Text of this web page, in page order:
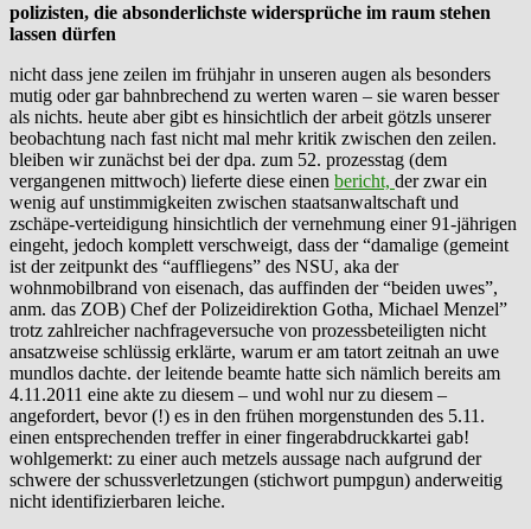
polizisten, die absonderlichste widersprüche im raum stehen
lassen dürfen
nicht dass jene zeilen im frühjahr in unseren augen als besonders
mutig oder gar bahnbrechend zu werten waren – sie waren besser
als nichts. heute aber gibt es hinsichtlich der arbeit götzls unserer
beobachtung nach fast nicht mal mehr kritik zwischen den zeilen.
bleiben wir zunächst bei der dpa. zum 52. prozesstag (dem
vergangenen mittwoch) lieferte diese einen bericht, der zwar ein
wenig auf unstimmigkeiten zwischen staatsanwaltschaft und
zschäpe-verteidigung hinsichtlich der vernehmung einer 91-jährigen
eingeht, jedoch komplett verschweigt, dass der “damalige (gemeint
ist der zeitpunkt des “auffliegens” des NSU, aka der
wohnmobilbrand von eisenach, das auffinden der “beiden uwes”,
anm. das ZOB) Chef der Polizeidirektion Gotha, Michael Menzel”
trotz zahlreicher nachfrageversuche von prozessbeteiligten nicht
ansatzweise schlüssig erklärte, warum er am tatort zeitnah an uwe
mundlos dachte. der leitende beamte hatte sich nämlich bereits am
4.11.2011 eine akte zu diesem – und wohl nur zu diesem –
angefordert, bevor (!) es in den frühen morgenstunden des 5.11.
einen entsprechenden treffer in einer fingerabdruckkartei gab!
wohlgemerkt: zu einer auch metzels aussage nach aufgrund der
schwere der schussverletzungen (stichwort pumpgun) anderweitig
nicht identifizierbaren leiche.